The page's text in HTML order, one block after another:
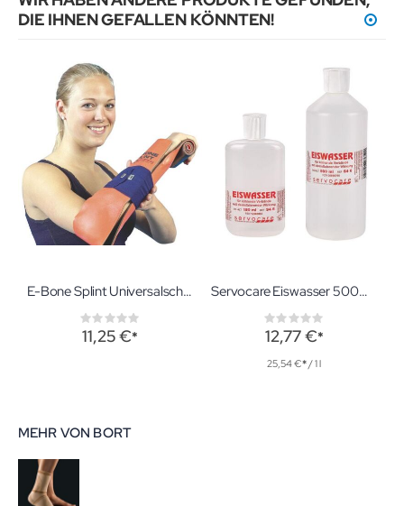
DIE IHNEN GEFALLEN KÖNNTEN!
E-Bone Splint Universalschiene 100x11cm zur Schienung aller Extremitäten und Halswirbelsäule
Rating:
0%
11,25 €
Servocare Eiswasser 500ml Kühlung bei Sportverletzungen
Rating:
0%
12,77 €
25,54 € / 1 l
MEHR VON BORT